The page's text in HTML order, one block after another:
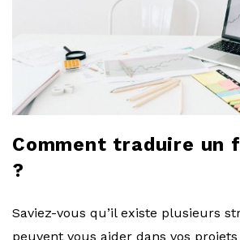
l
o
g
Comment traduire un
?
Saviez-vous qu’il existe plusieurs
peuvent vous aider dans vos